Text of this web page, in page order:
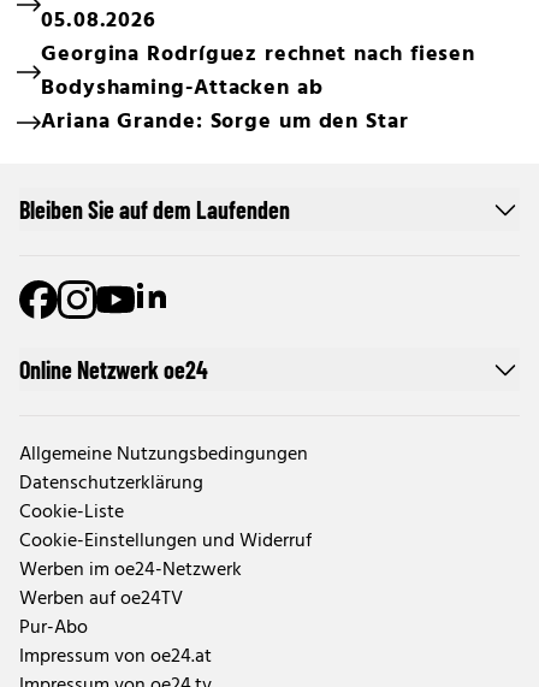
05.08.2026
Georgina Rodríguez rechnet nach fiesen
Bodyshaming-Attacken ab
Ariana Grande: Sorge um den Star
Online Netzwerk oe24
Allgemeine Nutzungsbedingungen
Datenschutzerklärung
Cookie-Liste
Cookie-Einstellungen und Widerruf
Werben im oe24-Netzwerk
Werben auf oe24TV
Pur-Abo
Impressum von oe24.at
Bleiben Sie auf dem Laufenden